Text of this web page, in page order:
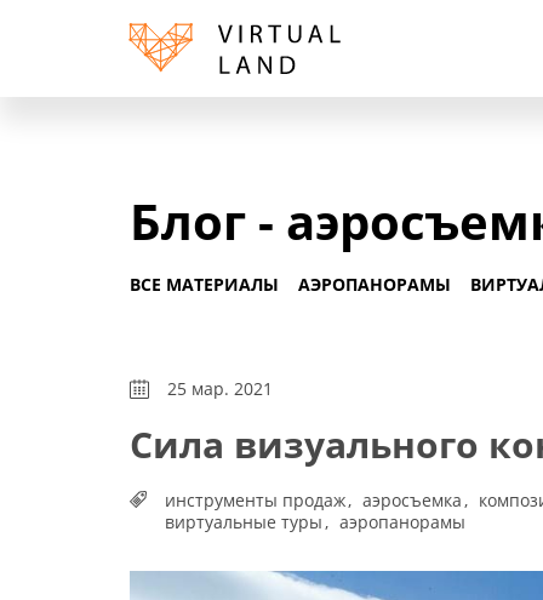
Блог -
ВСЕ МАТЕРИАЛЫ АЭРОПАНОРАМЫ
25 мар. 2021
Сила визуального
инструменты продаж аэросъемка
виртуальные туры
аэропанорамы